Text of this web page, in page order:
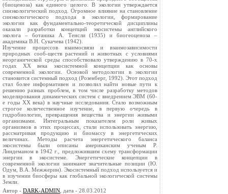
(биоценоза) как единого целого. В экологии утверждается
синэкологический подход. Огромное влияние на становление
синэкологического подхода в экологии, формирование
экологии как фундаментально-теоретической дисциплины
оказали разработки концепций экосистемы английского
эколога – ботаника А. Тенсли (1935) и биогеоценоза –
академика В.Н. Сукачева (1942).
Изучение процессов взаимосвязи и взаимозависимости
природных сооб-ществ растений и животных с условиями
неорганической среды способствовало утверждению в 70-х
годах ХХ века экосистемной концепции как основы
современной экологии. Основой методологии в экологии
становится системный подход (Розенберг, 1992). Этот подход
стал более информативен и позволил найти новые пути к
решению разных проблем, в том числе разработку методов
моделирования динамических систем с внедрением ЭВМ (60-
е годы XX века) в научные исследования. Стало возможным
строгое количественное изучение, в первую очередь в
гидробиологии, превращения вещества и энергии живыми
организмами. Интегральным показателем роли живых
организмов в этих процессах, стали использовать энергию,
рассматривая продукцию и биомассу в энергетических
величинах. Методы расчета энергетического баланса
экосистемы были описаны американским ученым Р.
Линдеманом в 1942 г., предложившим схему трансформации
энергии в экосистеме. Энергетические концепции в
современной экологии занимают значительные позиции (Ю.
Одум, В.А. Межжерин). Экосистемный подход используется и
в изучении биосферы как глобальной экологической системы
Земли.
Автор - DARK-ADMIN , дата - 28.03.2012